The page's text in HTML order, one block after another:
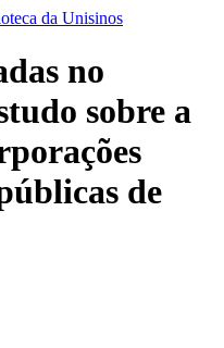
da Unisinos
no
sobre a
de